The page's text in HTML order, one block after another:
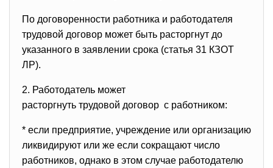
По договоренности работника и работодателя
трудовой договор может быть расторгнут до
указанного в заявлении срока (статья 31 КЗОТ
ЛР).
2. Работодатель может
расторгнуть трудовой договор с работником:
* если предприятие, учреждение или организацию
ликвидируют или же если сокращают число
работников, однако в этом случае работодателю